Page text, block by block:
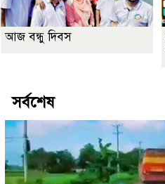
আজ বন্ধু দিবস
সর্বশেষ